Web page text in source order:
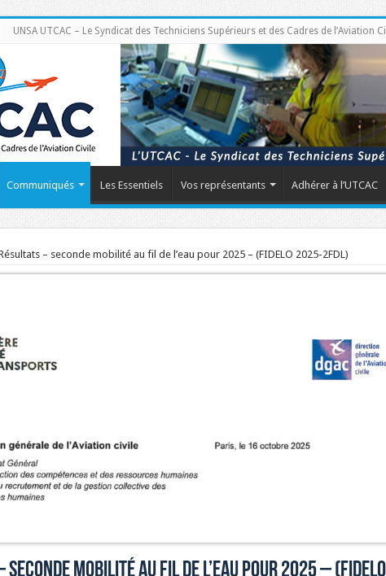
UNSA UTCAC – Le Syndicat des Techniciens Supérieurs et des Cadres de l’Aviation
Communiqués Les Essentiels Vos représentants Adhérer à l’UTCAC
– seconde mobilité au fil de l’eau pour 2025 – (FIDELO 2025-2FDL)
mobilité au fil de l’eau pour 2025 – (FIDELO